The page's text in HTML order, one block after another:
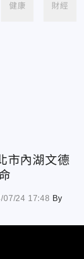
健康 財經
市內湖文德
07/24 17:48 By